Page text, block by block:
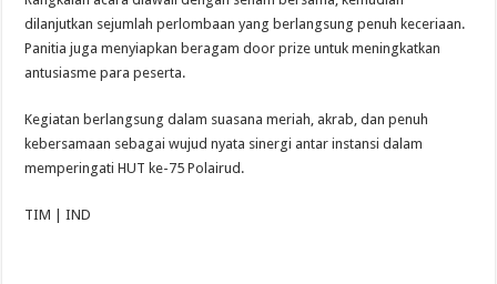
dilanjutkan sejumlah perlombaan yang berlangsung penuh keceriaan.
Panitia juga menyiapkan beragam door prize untuk meningkatkan
antusiasme para peserta.
Kegiatan berlangsung dalam suasana meriah, akrab, dan penuh
kebersamaan sebagai wujud nyata sinergi antar instansi dalam
memperingati HUT ke-75 Polairud.
TIM | IND